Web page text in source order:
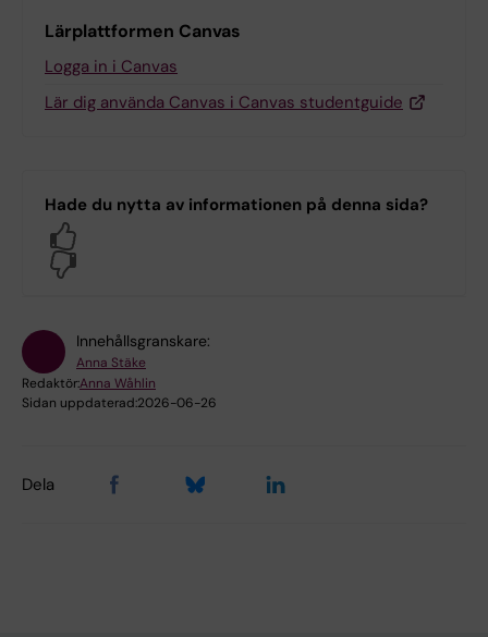
Lärplattformen Canvas
Logga in i Canvas
Lär dig använda Canvas i Canvas studentguide
Hade du nytta av informationen på denna sida?
Innehållsgranskare:
Anna Stäke
Redaktör:Anna Wåhlin
Sidan uppdaterad:2026-06-26
Dela